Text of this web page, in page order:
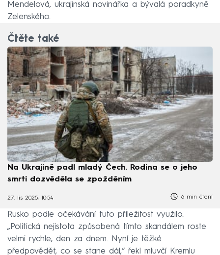
Mendelová, ukrajinská novinářka a bývalá poradkyně
Zelenského.
Čtěte také
Na Ukrajině padl mladý Čech. Rodina se o jeho
smrti dozvěděla se zpožděním
27. lis 2025, 10:54 6 min čtení
Rusko podle očekávání tuto příležitost využilo.
„Politická nejistota způsobená tímto skandálem roste
velmi rychle, den za dnem. Nyní je těžké
předpovědět, co se stane dál,“ řekl mluvčí Kremlu